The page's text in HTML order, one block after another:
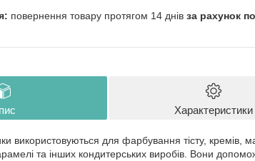
повернення товару протягом 14 днів за рахунок
Характеристики
використовуються для фарбування тісту, кремів,
та інших кондитерських виробів. Вони